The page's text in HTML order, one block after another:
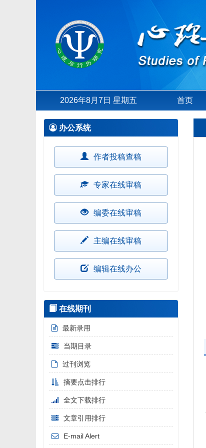
2026年8月7日 星期五 首页
办公系统
作者投稿查稿
专家在线审稿
编委在线审稿
主编在线审稿
编辑在线办公
在线期刊
最新录用
当期目录
过刊浏览
摘要点击排行
全文下载排行
文章引用排行
E-mail Alert